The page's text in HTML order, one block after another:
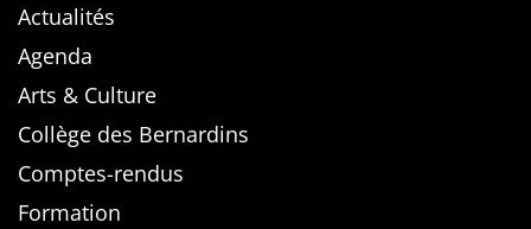
Actualités
Agenda
Arts & Culture
Collège des Bernardins
Comptes-rendus
Formation